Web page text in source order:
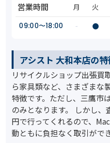
営業時間 月 火
09:00〜18:00
- ●
アシスト 大和本店の
リサイクルショップ出張買
ら家具類など、さまざまな
特徴です。ただし、三鷹市
のみとなります。 しかし
円で行ってくれるので、
動ともに負担なく取引がで